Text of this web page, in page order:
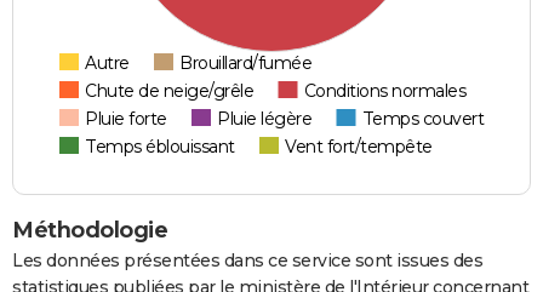
Autre
Brouillard/fumée
Chute de neige/grêle
Conditions normales
Pluie forte
Pluie légère
Temps couvert
Temps éblouissant
Vent fort/tempête
Méthodologie
Les données présentées dans ce service sont issues des
statistiques publiées par le ministère de l'Intérieur concernant